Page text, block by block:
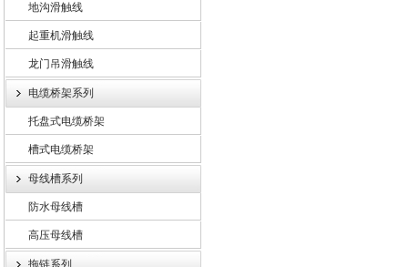
地沟滑触线
起重机滑触线
龙门吊滑触线
电缆桥架系列
托盘式电缆桥架
槽式电缆桥架
母线槽系列
防水母线槽
高压母线槽
拖链系列